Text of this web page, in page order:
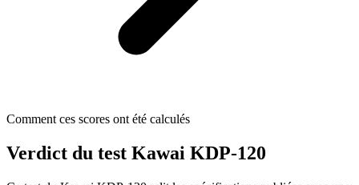
Comment ces scores ont été calculés
Verdict du test Kawai KDP-120